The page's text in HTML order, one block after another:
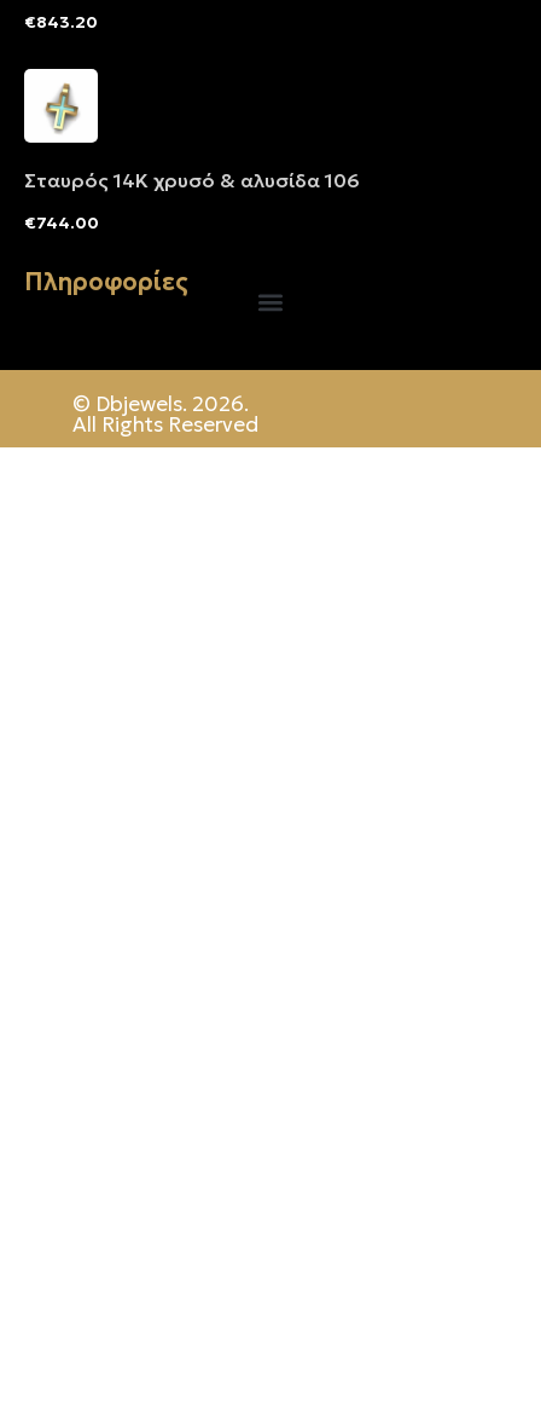
€843.20
Σταυρός 14Κ χρυσό & αλυσίδα 106
€744.00
Πληροφορίες
© Dbjewels. 2026.
All Rights Reserved